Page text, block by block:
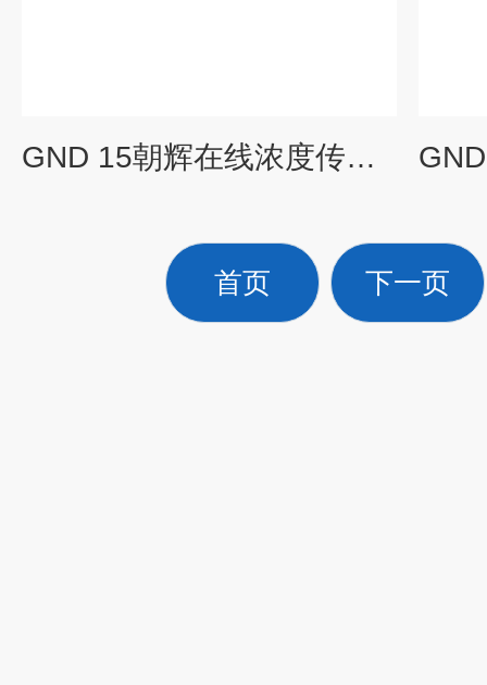
GND 15朝辉在线浓度传感器在线折光仪
首页 下一页